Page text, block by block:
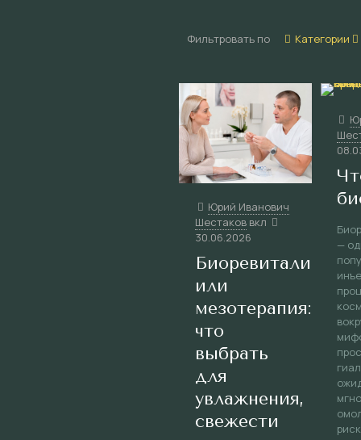
Фильтровать по Категории
Юрий Иванович
Шестаков вкл
30.06.2026
или
мезотерапия:
что
выбрать
для
увлажнения,
свежести
—